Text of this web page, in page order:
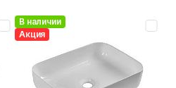
В наличии
Акция